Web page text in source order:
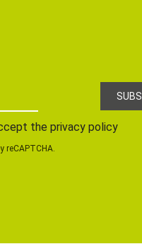
the privacy policy
reCAPTCHA.